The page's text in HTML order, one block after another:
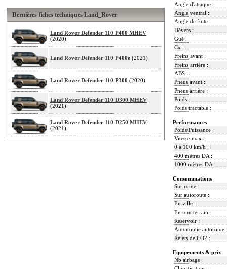
Dernières fiches techniques Land_Rover
Land Rover Defender 110 P400 MHEV
(2020)
Land Rover Defender 110 P400e (2021)
Land Rover Defender 110 P300 (2020)
Land Rover Defender 110 D300 MHEV
(2021)
Land Rover Defender 110 D250 MHEV
(2021)
Angle d'attaque :
Angle ventral :
Angle de fuite :
Dévers :
Gué :
Cx :
Freins avant :
Freins arrière :
ABS :
Pneus avant :
Pneus arrière :
Poids :
Poids tractable :
Performances
Poids/Puissance :
Vitesse max :
0 à 100 km/h :
400 mètres DA :
1000 mètres DA :
Consommations
Sur route :
Sur autoroute :
En ville :
En tout terrain :
Reservoir :
Autonomie autoroute :
Rejets de CO2 :
Equipements & prix
Nb airbags :